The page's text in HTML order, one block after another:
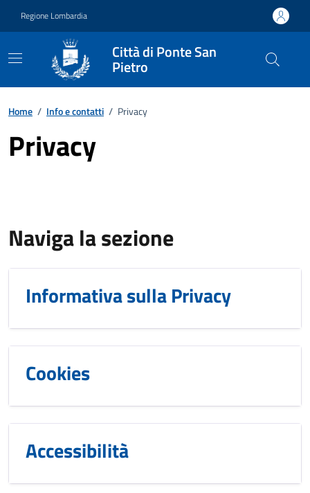
Regione Lombardia
Città di Ponte San
Pietro
Home / Info e contatti / Privacy
Privacy
Naviga la sezione
Informativa sulla Privacy
Cookies
Accessibilità